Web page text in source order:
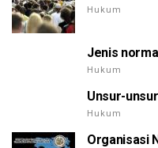
Hukum
Jenis
Hukum
Unsur-
Hukum
Organisasi